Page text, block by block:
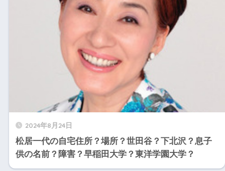
2024年8月24日
松居一代の自宅住所？場所？世田谷？下北沢？息子
供の名前？障害？早稲田大学？東洋学園大学？